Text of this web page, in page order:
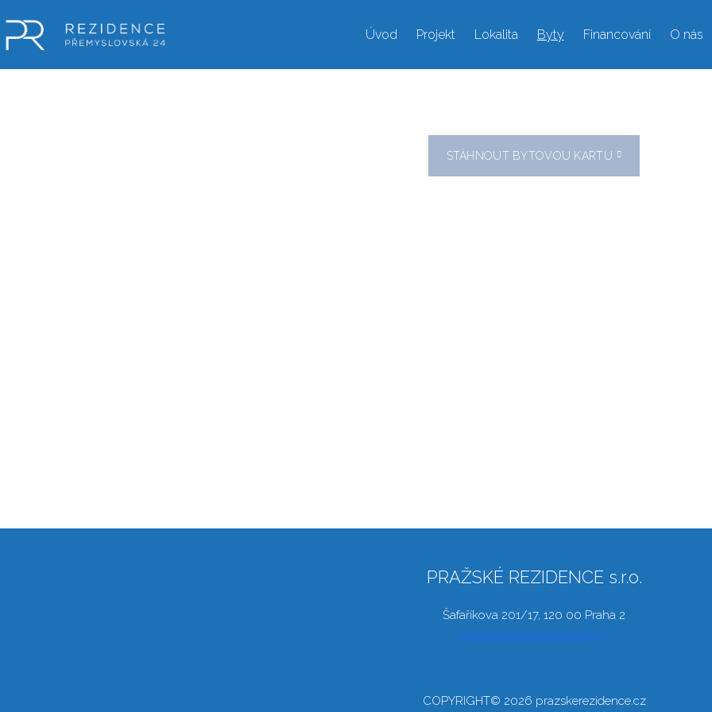
Úvod Projekt Lokalita Byty Financování O nás
STÁHNOUT BYTOVOU KARTU
PRAŽSKÉ REZIDENCE s.r.o.
Šafaříkova 201/17, 120 00 Praha 2
www.prazskerezidence.cz
COPYRIGHT© 2026 prazskerezidence.cz